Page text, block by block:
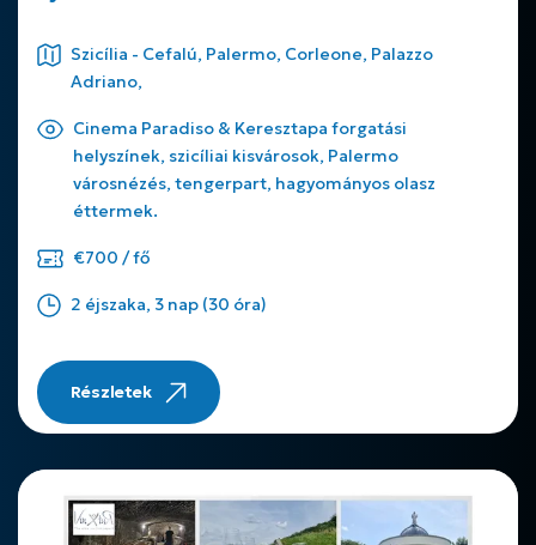
Szicília - Cefalú, Palermo, Corleone, Palazzo
Adriano,
Cinema Paradiso & Keresztapa forgatási
helyszínek, szicíliai kisvárosok, Palermo
városnézés, tengerpart, hagyományos olasz
éttermek.
€700 / fő
2 éjszaka, 3 nap (30 óra)
Részletek